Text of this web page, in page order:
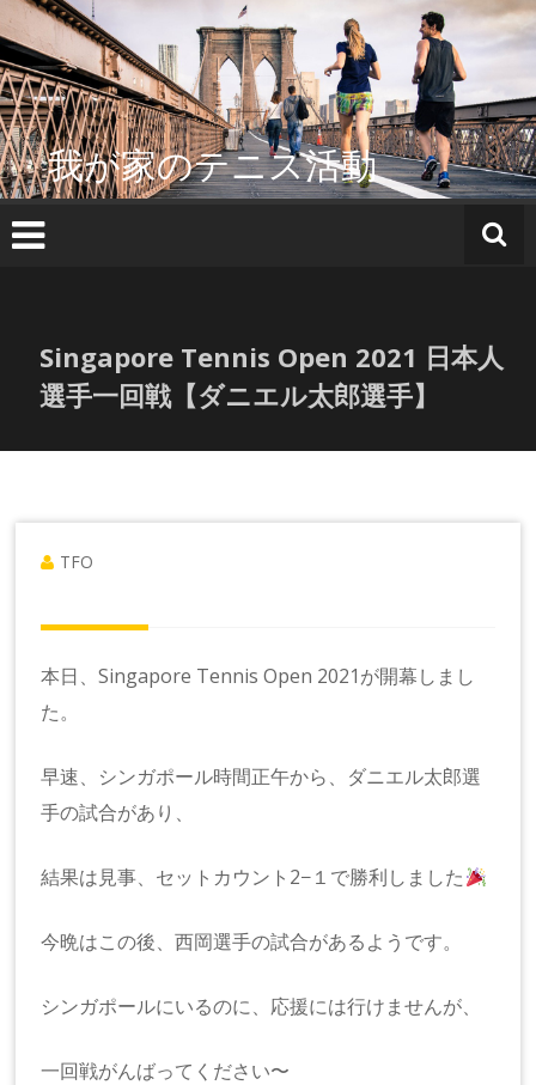
ン
テ
ン
ツ
へ
ス
キ
ッ
我が家のテニス活動
Singapore Tennis Open 2021 日本人
選手一回戦【ダニエル太郎選手】
TFO
本日、Singapore Tennis Open 2021が開幕しまし
た。
早速、シンガポール時間正午から、ダニエル太郎選
手の試合があり、
結果は見事、セットカウント2−１で勝利しました
今晩はこの後、西岡選手の試合があるようです。
シンガポールにいるのに、応援には行けませんが、
一回戦がんばってください〜